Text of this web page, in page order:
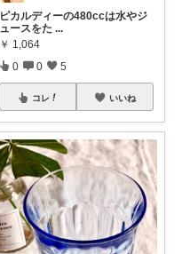
ピカルディーの480ccは水やジ
ュースをた ...
￥ 1,064
0 0 5
コレ いいね